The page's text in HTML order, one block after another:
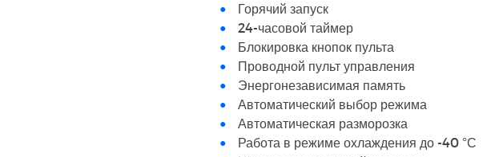
Горячий запуск
24-часовой таймер
Блокировка кнопок пульта
Проводной пульт управления
Энергонезависимая память
Автоматический выбор режима
Автоматическая разморозка
Работа в режиме охлаждения до -40 °С